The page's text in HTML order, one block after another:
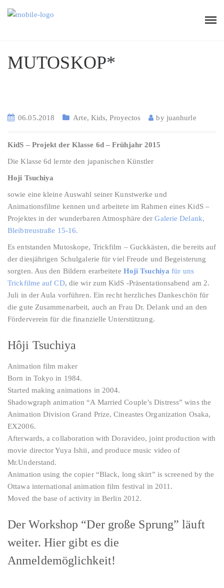
MUTOSKOP*
06.05.2018 Arte, Kids,Proyectos by juanhurle
KidS – Projekt der Klasse 6d – Frühjahr 2015
Die Klasse 6d lernte den japanischen Künstler
Hoji Tsuchiya
sowie eine kleine Auswahl seiner Kunstwerke und
Animationsfilme kennen und arbeitete im Rahmen eines KidS –
Projektes in der wunderbaren Atmosphäre derGalerie Delank,
Bleibtreustraße 15-16.
Es entstanden Mutoskope, Trickfilm – Guckkästen, die bereits auf
der diesjährigen Schulgalerie für viel Freude und Begeisterung
sorgten. Aus den Bildern erarbeitete Hoji Tsuchiyafür uns
Trickfilme auf CD, die wir zum KidS -Präsentationsabend am 2.
Juli in der Aula vorführen. Ein recht herzliches Dankeschön für
die gute Zusammenarbeit, auch an Frau Dr. Delank und an den
Förderverein für die finanzielle Unterstützung.
Hôji Tsuchiya
Animation film maker
Born in Tokyo in 1984.
Started making animations in 2004.
Shadowgraph animation “A Married Couple’s Distress” wins the
Animation Division Grand Prize, Cineastes Organization Osaka,
EX2006.
Afterwards, a collaboration with Doravideo, joint production with
movie director Yuya Ishii, and produce music video of
Mr.Understand.
Animation using the copier “Black, long skirt” is screened by the
Ottawa international animation film festival in 2011.
Moved the base of activity in Berlin 2012.
Der Workshop “Der große Sprung” läuft
weiter. Hier gibt es die
Anmeldemöglichkeit!